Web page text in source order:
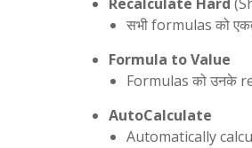
सभी formulas को
Formula to Value
Formulas को उनके
AutoCalculate
Automatically